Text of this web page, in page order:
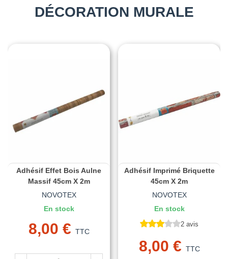
DÉCORATION MURALE
Adhésif Effet Bois Aulne
Massif 45cm X 2m
NOVOTEX
En stock
8,00 € TTC
Adhésif Imprimé Briquette
45cm X 2m
NOVOTEX
En stock
2 avis
8,00 € TTC